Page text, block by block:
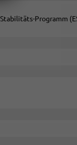
Programm